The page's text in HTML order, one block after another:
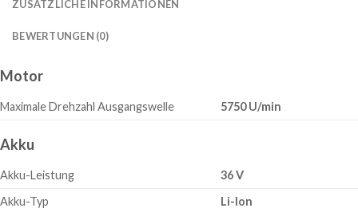
ZUSÄTZLICHE INFORMATIONEN
BEWERTUNGEN (0)
Motor
Maximale Drehzahl Ausgangswelle 5750 U/min
Akku
Akku-Leistung
36 V
Akku-Typ
Li-Ion